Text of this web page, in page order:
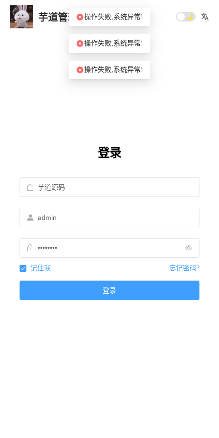
芋道管理系统
登录
记住我 忘记密码?
登录
操作失败,系统异常!
操作失败,系统异常!
操作失败,系统异常!